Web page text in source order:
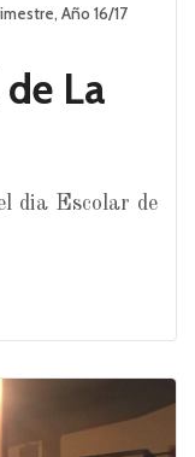
, Año 16/17
La
dia Escolar de